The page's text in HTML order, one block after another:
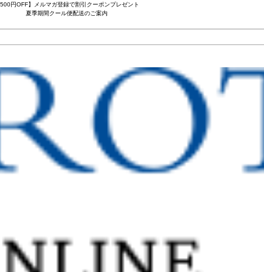
500円OFF】メルマガ登録で割引クーポンプレゼント
夏季期間クール便配送のご案内